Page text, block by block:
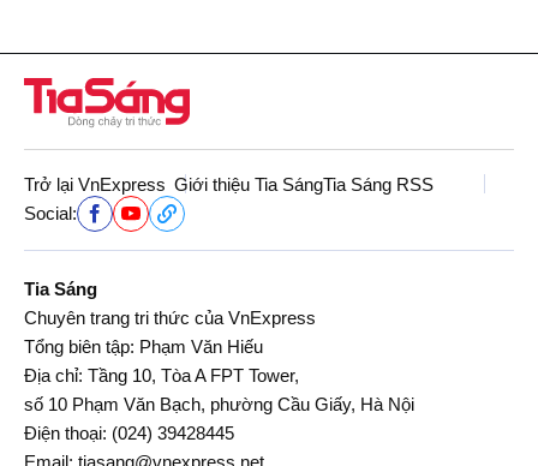
Trở lại VnExpress Giới thiệu Tia SángTia Sáng RSS
Social:
Tia Sáng
Chuyên trang tri thức của VnExpress
Tổng biên tập: Phạm Văn Hiếu
Địa chỉ: Tầng 10, Tòa A FPT Tower,
số 10 Phạm Văn Bạch, phường Cầu Giấy, Hà Nội
Điện thoại: (024) 39428445
Email: tiasang@vnexpress.net